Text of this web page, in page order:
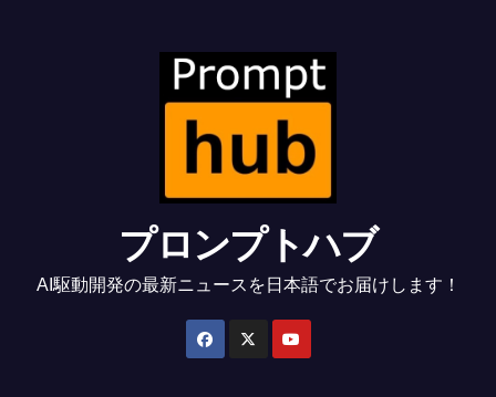
プロンプトハブ
AI駆動開発の最新ニュースを日本語でお届けします！